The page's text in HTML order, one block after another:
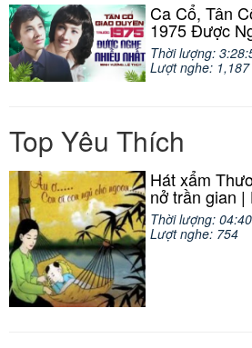
Ca Cổ, Tân
1975 Được
Thời lượng:
Lượt nghe: 1,187
Top Yêu Thích
Hát xẩm
nở trần gian |
Thời lượng: 04:40
Lượt nghe: 754